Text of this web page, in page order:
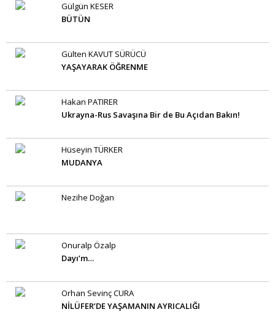
Gülgün KESER
BÜTÜN
Gülten KAVUT SÜRÜCÜ
YAŞAYARAK ÖĞRENME
Hakan PATIRER
Ukrayna-Rus Savaşına Bir de Bu Açıdan Bakın!
Hüseyin TÜRKER
MUDANYA
Nezihe Doğan
Onuralp Özalp
Dayı’m…
Orhan Sevinç CURA
NİLÜFER’DE YAŞAMANIN AYRICALIĞI